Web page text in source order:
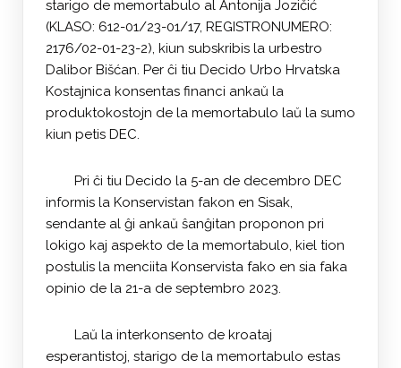
starigo de memortabulo al Antonija Jozičić
(KLASO: 612-01/23-01/17, REGISTRONUMERO:
2176/02-01-23-2), kiun subskribis la urbestro
Dalibor Bišćan. Per ĉi tiu Decido Urbo Hrvatska
Kostajnica konsentas financi ankaŭ la
produktokostojn de la memortabulo laŭ la sumo
kiun petis DEC.
Pri ĉi tiu Decido la 5-an de decembro DEC
informis la Konservistan fakon en Sisak,
sendante al ĝi ankaŭ ŝanĝitan proponon pri
lokigo kaj aspekto de la memortabulo, kiel tion
postulis la menciita Konservista fako en sia faka
opinio de la 21-a de septembro 2023.
Laŭ la interkonsento de kroataj
esperantistoj, starigo de la memortabulo estas